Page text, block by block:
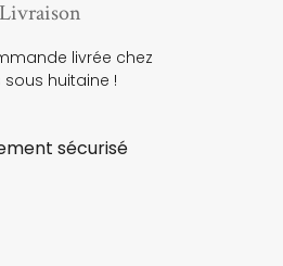
Livraison
livrée chez
sous huitaine !